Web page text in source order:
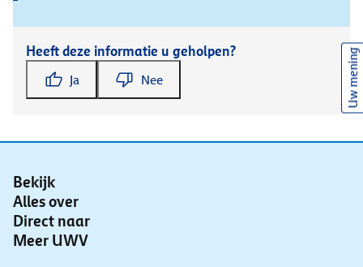
Heeft deze informatie u geholpen?
Ja Nee
Bekijk
Alles over
Direct naar
Meer UWV
Uw mening